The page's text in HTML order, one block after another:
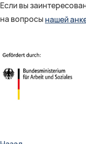
Если вы
на вопросы нашей